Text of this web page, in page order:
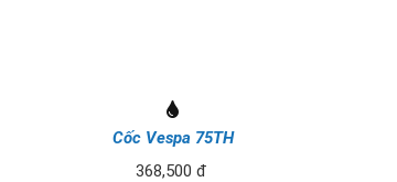
Cốc Vespa 75TH
368,500 đ